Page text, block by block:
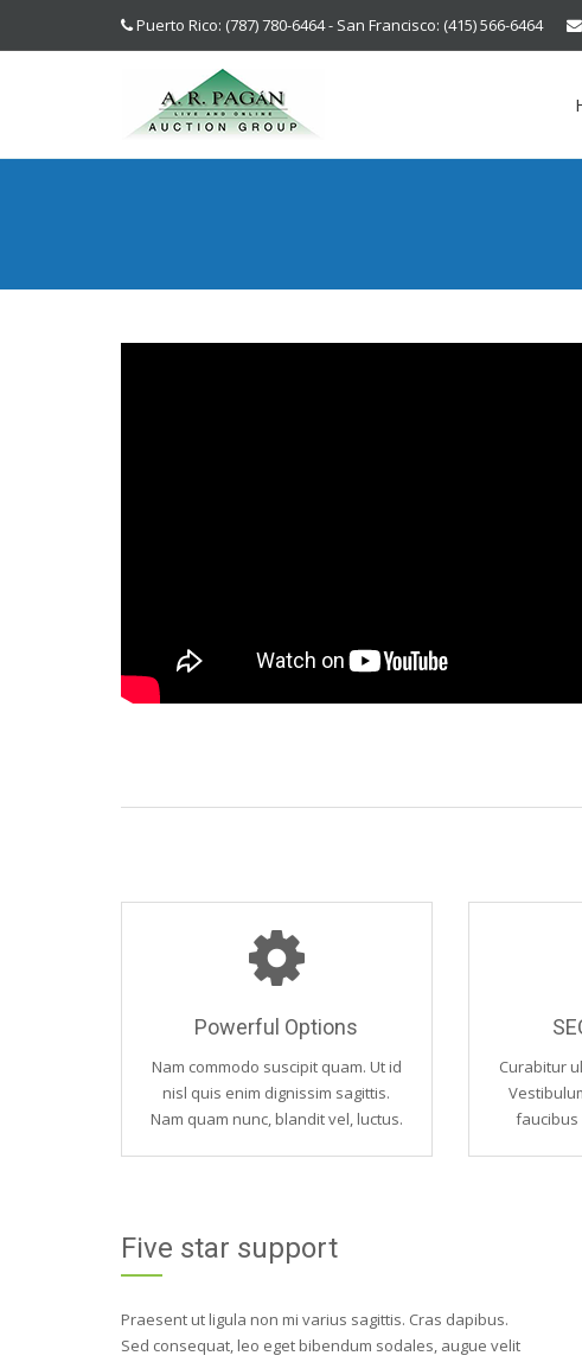
Puerto Rico: (787) 780-6464 - San Francisco: (415) 566-6464
Powerful Options
Nam commodo suscipit quam. Ut id
nisl quis enim dignissim sagittis.
Nam quam nunc, blandit vel, luctus.
Curabitur
faucibus
Five star support
Praesent ut ligula non mi varius sagittis. Cras dapibus.
Sed consequat, leo eget bibendum sodales, augue velit